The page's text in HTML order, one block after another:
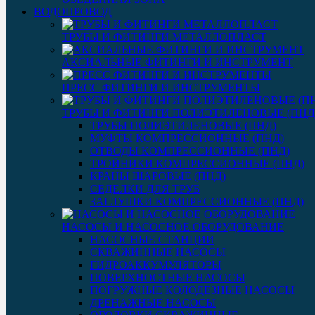
ВОДОПРОВОД
ТРУБЫ И ФИТИНГИ МЕТАЛЛОПЛАСТ
АКСИАЛЬНЫЕ ФИТИНГИ И ИНСТРУМЕНТ
ПРЕСС ФИТИНГИ И ИНСТРУМЕНТЫ
ТРУБЫ И ФИТИНГИ ПОЛИЭТИЛЕНОВЫЕ
ТРУБЫ ПОЛИЭТИЛЕНОВЫЕ (ПНД)
МУФТЫ КОМПРЕССИОННЫЕ (ПНД)
ОТВОДЫ КОМПРЕССИОННЫЕ (ПНД)
ТРОЙНИКИ КОМПРЕССИОННЫЕ (ПНД)
КРАНЫ ШАРОВЫЕ (ПНД)
СЕДЕЛКИ ДЛЯ ТРУБ
ЗАГЛУШКИ КОМПРЕССИОННЫЕ (ПНД)
НАСОСЫ И НАСОСНОЕ ОБОРУДОВАНИЕ
НАСОСНЫЕ СТАНЦИИ
СКВАЖИННЫЕ НАСОСЫ
ГИДРОАККУМУЛЯТОРЫ
ПОВЕРХНОСТНЫЕ НАСОСЫ
ПОГРУЖНЫЕ КОЛОДЕЗНЫЕ НАСОСЫ
ДРЕНАЖНЫЕ НАСОСЫ